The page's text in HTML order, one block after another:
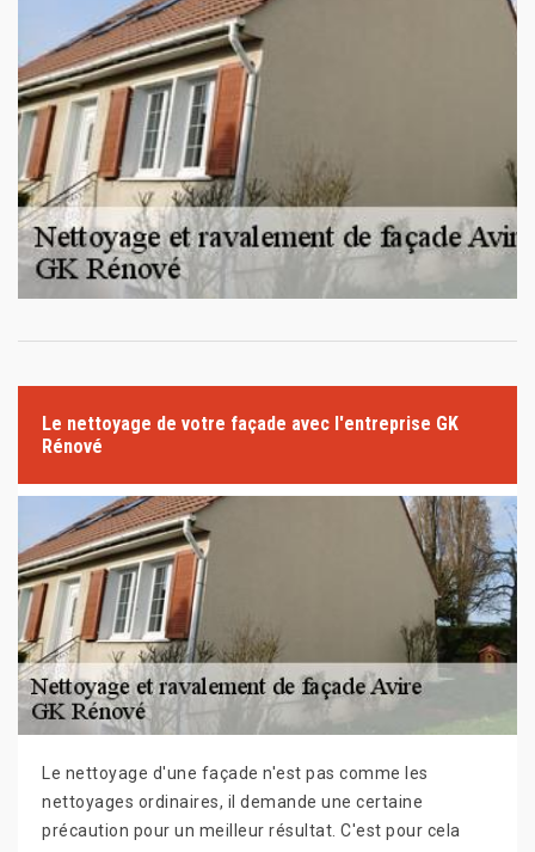
Le nettoyage de votre façade avec l'entreprise GK
Rénové
Le nettoyage d'une façade n'est pas comme les
nettoyages ordinaires, il demande une certaine
précaution pour un meilleur résultat. C'est pour cela